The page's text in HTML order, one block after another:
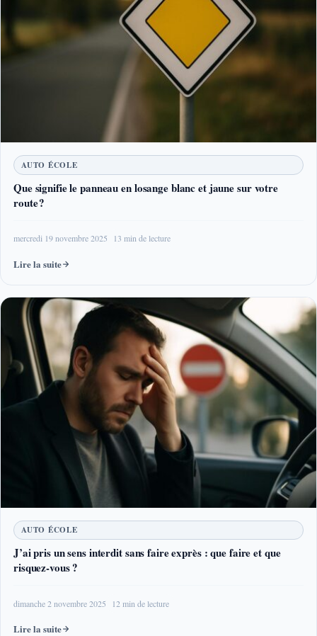
AUTO ÉCOLE
Que signifie le panneau en losange blanc et jaune sur votre
route ?
mercredi 19 novembre 2025 13 min de lecture
Lire la suite
AUTO ÉCOLE
J’ai pris un sens interdit sans faire exprès : que faire et que
risquez-vous ?
dimanche 2 novembre 2025 12 min de lecture
Lire la suite